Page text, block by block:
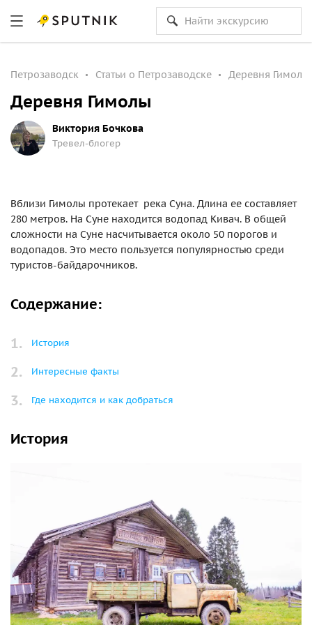
Петрозаводск Статьи о Петрозаводске Деревня Гимолы
Деревня Гимолы
Виктория Бочкова
Тревел-блогер
Вблизи Гимолы протекает река Суна. Длина ее составляет
280 метров. На Суне находится водопад Кивач. В общей
сложности на Суне насчитывается около 50 порогов и
водопадов. Это место пользуется популярностью среди
туристов-байдарочников.
Содержание:
История
Интересные факты
Где находится и как добраться
История